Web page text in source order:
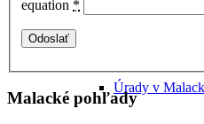
Úrady v
equation *
Malacké pohľady